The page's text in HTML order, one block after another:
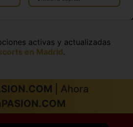
activas y actualizadas
en Madrid.
| Ahora